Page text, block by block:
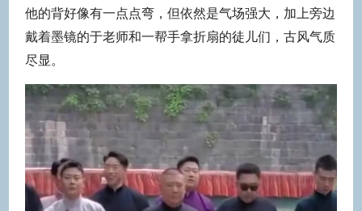
他的背好像有一点点弯，但依然是气场强大，加上旁边
戴着墨镜的于老师和一帮手拿折扇的徒儿们，古风气质
尽显。